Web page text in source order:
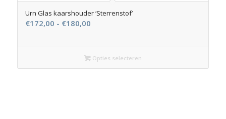
Urn Glas kaarshouder ‘Sterrenstof’
€172,00 - €180,00Prijsklasse:
€180,00
Opties selecteren